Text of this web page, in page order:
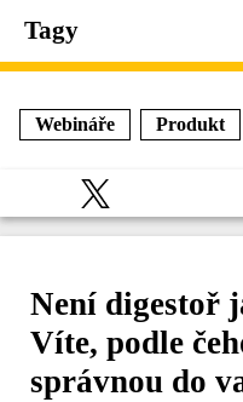
Tagy
Webináře Produkt
Není digestoř
Víte, podle
správnou do